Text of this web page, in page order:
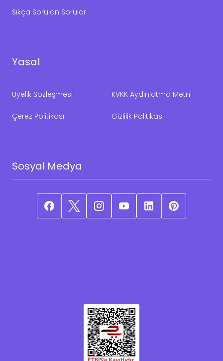
Sıkça Sorulan Sorular
Yasal
Üyelik Sözleşmesi KVKK Aydınlatma Metni
Çerez Politikası Gizlilik Politikası
Sosyal Medya